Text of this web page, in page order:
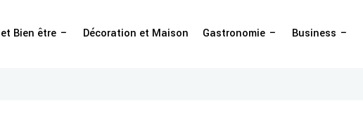
Bien être Décoration et Maison Gastronomie Business